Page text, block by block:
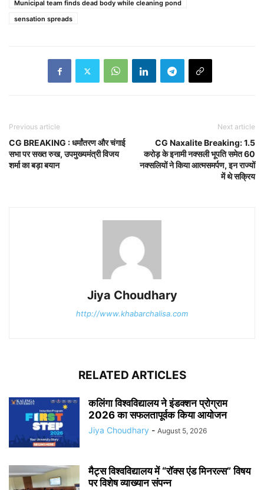
Municipal team finds dead body while cleaning pond
sensation spreads
Previous article
CG BREAKING : धर्मांतरण और चंगाई
सभा पर सख्त रुख, उपमुख्यमंत्री विजय
शर्मा का बड़ा बयान
Next article
CG Naxalite Breaking: 1.5
करोड़ के इनामी नक्सली भूपति समेत 60
नक्सलियों ने किया आत्मसमर्पण, इन राज्यों
में थे सक्रिय
Jiya Choudhary
http://www.khabarchalisa.com
RELATED ARTICLES
कलिंगा विश्वविद्यालय ने इंडक्शन प्रोग्राम
2026 का सफलतापूर्वक किया आयोजन
Jiya Choudhary - August 5, 2026
मैट्स विश्वविद्यालय में “रॉक्स एंड मिनरल्स” विषय
पर विशेष व्याख्यान संपन्न